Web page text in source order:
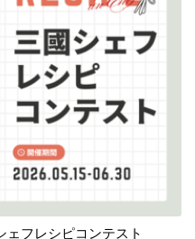
ェフレシピコンテスト